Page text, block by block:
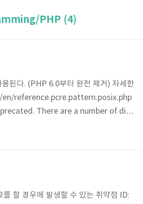
PHP (4)
된다. (PHP 6.0부터 완전 제거) 자세한
en/reference.pcre.pattern.posix.php
There are a number of diff
page lists the most notable ones
할 경우에 발생할 수 있는 취약점 ID: